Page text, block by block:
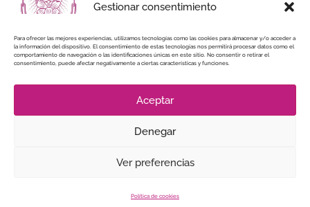
Gestionar consentimiento
Para ofrecer las mejores experiencias, utilizamos tecnologías como las cookies para almacenar y/o acceder a
la información del dispositivo. El consentimiento de estas tecnologías nos permitirá procesar datos como el
comportamiento de navegación o las identificaciones únicas en este sitio. No consentir o retirar el
consentimiento, puede afectar negativamente a ciertas características y funciones.
Aceptar
Denegar
Ver preferencias
Política de cookies
914 462 114
alianzaenjesuspormaria@gmail.com